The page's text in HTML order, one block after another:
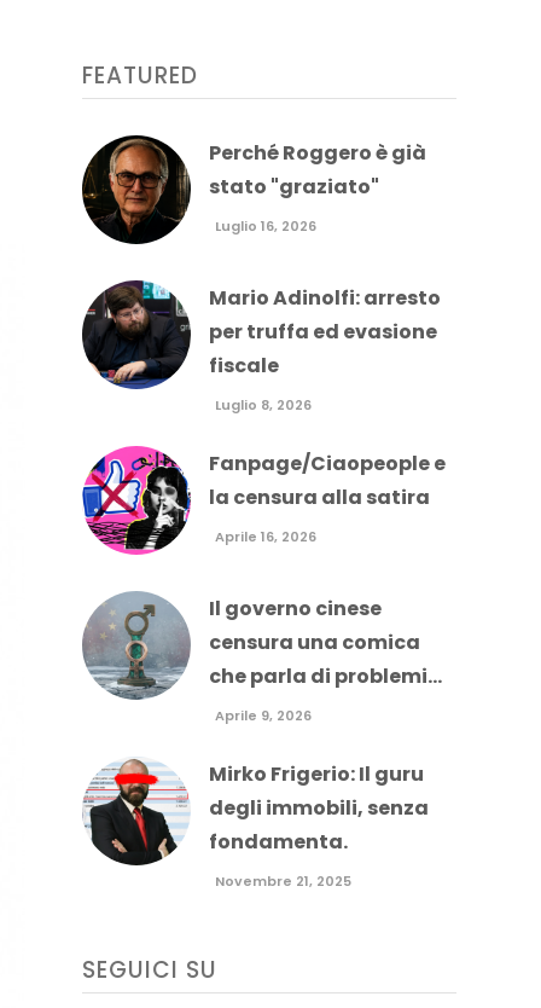
Tokujiro Namikoshi: un
FEATURED
Perché Roggero è già
stato "graziato"
Luglio 16, 2026
Mario Adinolfi: arresto
per truffa ed evasione
fiscale
Luglio 8, 2026
Fanpage/Ciaopeople e
la censura alla satira
Aprile 16, 2026
Il governo cinese
censura una comica
che parla di problemi...
Aprile 9, 2026
Mirko Frigerio: Il guru
degli immobili, senza
fondamenta.
Novembre 21, 2025
SEGUICI SU